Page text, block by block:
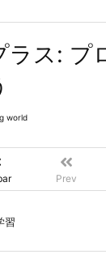
ラス: プ
world
Prev
習